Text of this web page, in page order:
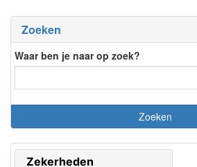
Zoeken
Waar ben je naar op zoek?